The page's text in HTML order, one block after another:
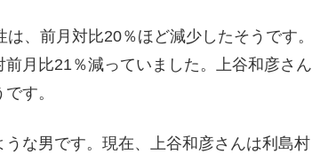
、前月対比20％ほど減少したそうです。
月比21％減っていました。上谷和彦さん
す。
な男です。現在、上谷和彦さんは利島村